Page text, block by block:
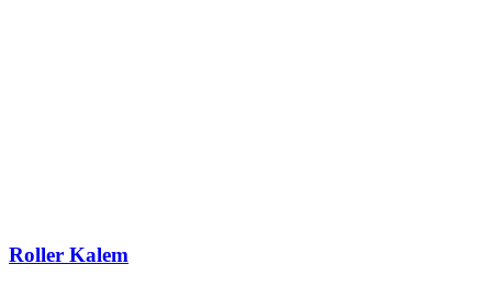
Roller Kalem